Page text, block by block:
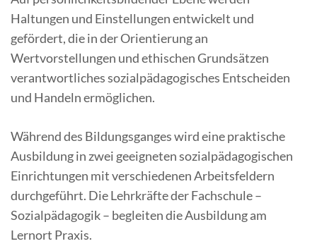
Haltungen und Einstellungen entwickelt und
gefördert, die in der Orientierung an
Wertvorstellungen und ethischen Grundsätzen
verantwortliches sozialpädagogisches Entscheiden
und Handeln ermöglichen.
Während des Bildungsganges wird eine praktische
Ausbildung in zwei geeigneten sozialpädagogischen
Einrichtungen mit verschiedenen Arbeitsfeldern
durchgeführt. Die Lehrkräfte der Fachschule –
Sozialpädagogik – begleiten die Ausbildung am
Lernort Praxis.